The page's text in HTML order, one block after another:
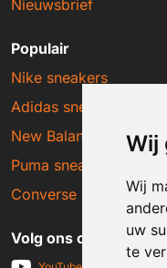
Wij
Wij
uw
te
Nieuwsbrief
Populair
Nike sneakers
Adidas sneakers
New Balance sneakers
Puma sneakers
Converse sneakers
Volg ons op social